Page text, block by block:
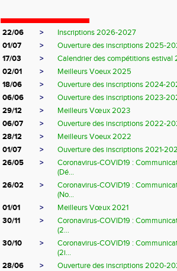
22/06 >
Inscriptions 2026-2027
01/07
>
Ouverture des inscriptions 2025-
17/03
>
Calendrier des compétitions estival
02/01
>
Meilleurs Voeux 2025
18/06
>
Ouverture des inscriptions 2024-
06/06
>
Ouverture des inscriptions 2023-
29/12
>
Meilleurs Vœux 2023
06/07
>
Ouverture des inscriptions 2022-
28/12
>
Meilleurs Voeux 2022
01/07
>
Ouverture des inscriptions 2021-
26/05
>
Coronavirus-COVID19 :
(Dé...
26/02
>
Coronavirus-COVID19 :
(No...
01/01
>
Meilleurs Vœux 2021
30/11
>
Coronavirus-COVID19 :
(2...
30/10
>
Coronavirus-COVID19 :
(2i...
28/06
>
Ouverture des inscriptions 2020-